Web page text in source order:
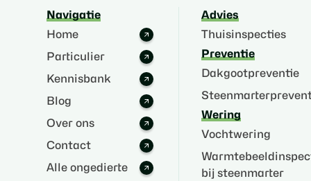
Navigatie
Home
Particulier
Kennisbank
Blog
Over ons
Contact
Alle ongedierte
Advies
Thuisinspecties
Preventie
Dakgootpreventie
Wering
Vochtwering
bij steenmarter